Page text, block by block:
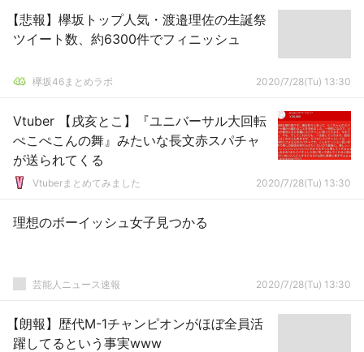
【悲報】欅坂トップ人気・渡邉理佐の生誕祭
ツイート数、約6300件でフィニッシュ
欅坂46まとめラボ 2020/7/28(Tu) 13:30
Vtuber 【戌亥とこ】『ユニバーサル大回転
ぺこぺこんの舞』みたいな長文赤スパチャ
が送られてくる
Vtuberまとめてみました 2020/7/28(Tu) 13:30
理想のボーイッシュ女子見つかる
芸能人ニュース速報 2020/7/28(Tu) 13:30
【朗報】歴代M-1チャンピオンがほぼ全員活
躍してるという事実www